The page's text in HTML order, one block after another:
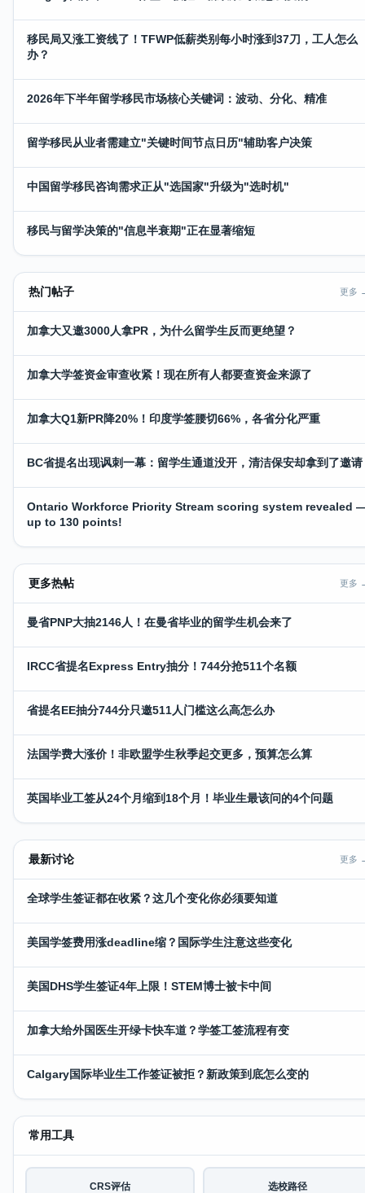
移民局又涨工资线了！TFWP低薪类别每小时涨到37刀，工人怎么
办？
2026年下半年留学移民市场核心关键词：波动、分化、精准
留学移民从业者需建立"关键时间节点日历"辅助客户决策
中国留学移民咨询需求正从"选国家"升级为"选时机"
移民与留学决策的"信息半衰期"正在显著缩短
热门帖子 更多
加拿大又邀3000人拿PR，为什么留学生反而更绝望？
加拿大学签资金审查收紧！现在所有人都要查资金来源了
加拿大Q1新PR降20%！印度学签腰切66%，各省分化严重
BC省提名出现讽刺一幕：留学生通道没开，清洁保安却拿到了邀请
Ontario Workforce Priority Stream scoring system revealed
up to 130 points!
更多热帖 更多
曼省PNP大抽2146人！在曼省毕业的留学生机会来了
IRCC省提名Express Entry抽分！744分抢511个名额
省提名EE抽分744分只邀511人门槛这么高怎么办
法国学费大涨价！非欧盟学生秋季起交更多，预算怎么算
英国毕业工签从24个月缩到18个月！毕业生最该问的4个问题
最新讨论 更多
全球学生签证都在收紧？这几个变化你必须要知道
美国学签费用涨deadline缩？国际学生注意这些变化
美国DHS学生签证4年上限！STEM博士被卡中间
加拿大给外国医生开绿卡快车道？学签工签流程有变
Calgary国际毕业生工作签证被拒？新政策到底怎么变的
常用工具
CRS评估 选校路径